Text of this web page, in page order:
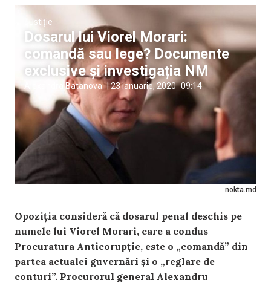
nokta.md
Justiție
Dosarul lui Viorel Morari:
comandă sau lege? Documente
exclusive și investigația NM
Alexandra Batanova 23 ianuarie, 2020 09:14
Opoziția consideră că dosarul penal deschis pe
numele lui Viorel Morari, care a condus
Procuratura Anticorupție, este o „comandă” din
partea actualei guvernări și o „reglare de
conturi”. Procurorul general Alexandru